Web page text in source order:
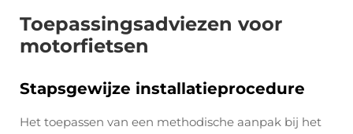
Toepassingsadviezen voor
motorfietsen
Stapsgewijze installatieprocedure
Het toepassen van een methodische aanpak bij het